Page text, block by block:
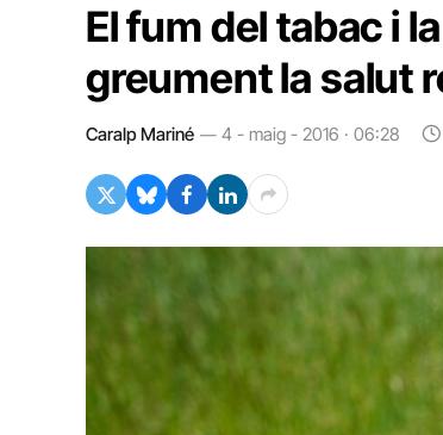
El fum del tabac i
greument la salut
Caralp Mariné 4 - maig - 2016 · 06:28